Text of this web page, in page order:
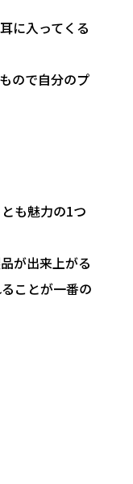
に入ってくる
ので自分のプ
も魅力の1つ
が出来上がる
ことが一番の